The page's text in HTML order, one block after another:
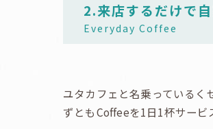
2.来店するだけで
Everyday Coffee
ユタカフェと名乗っている
ずともCoffeeを1日1杯サービ